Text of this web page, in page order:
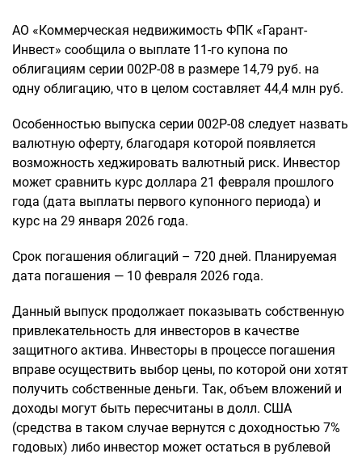
АО «Коммерческая недвижимость ФПК «Гарант-
Инвест» сообщила о выплате 11-го купона по
облигациям серии 002Р-08 в размере 14,79 руб. на
одну облигацию, что в целом составляет 44,4 млн руб.
Особенностью выпуска серии 002Р-08 следует назвать
валютную оферту, благодаря которой появляется
возможность хеджировать валютный риск. Инвестор
может сравнить курс доллара 21 февраля прошлого
года (дата выплаты первого купонного периода) и
курс на 29 января 2026 года.
Срок погашения облигаций – 720 дней. Планируемая
дата погашения — 10 февраля 2026 года.
Данный выпуск продолжает показывать собственную
привлекательность для инвесторов в качестве
защитного актива. Инвесторы в процессе погашения
вправе осуществить выбор цены, по которой они хотят
получить собственные деньги. Так, объем вложений и
доходы могут быть пересчитаны в долл. США
(средства в таком случае вернутся с доходностью 7%
годовых) либо инвестор может остаться в рублевой